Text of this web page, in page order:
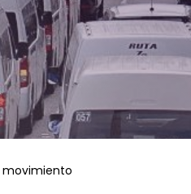
movimiento